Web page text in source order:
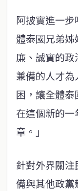
阿披實進一
體泰國兄弟
廉、誠實的
兼備的人才
困，讓全體泰
在這個新的
章。」
針對外界關
備與其他政